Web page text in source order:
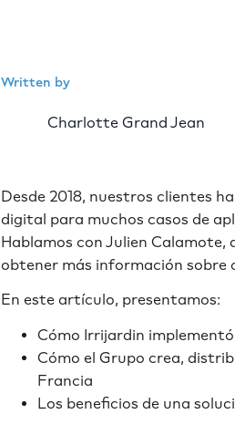
Written by
Charlotte Grand Jean
Desde 2018, nuestros clientes
digital para muchos casos de
Hablamos con Julien
obtener más información sobre
En este artículo, presentamos:
Cómo Irrijardin
Cómo el Grupo crea,
Francia
Los beneficios de una